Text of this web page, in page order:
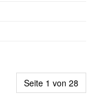
Seite 1 von 28